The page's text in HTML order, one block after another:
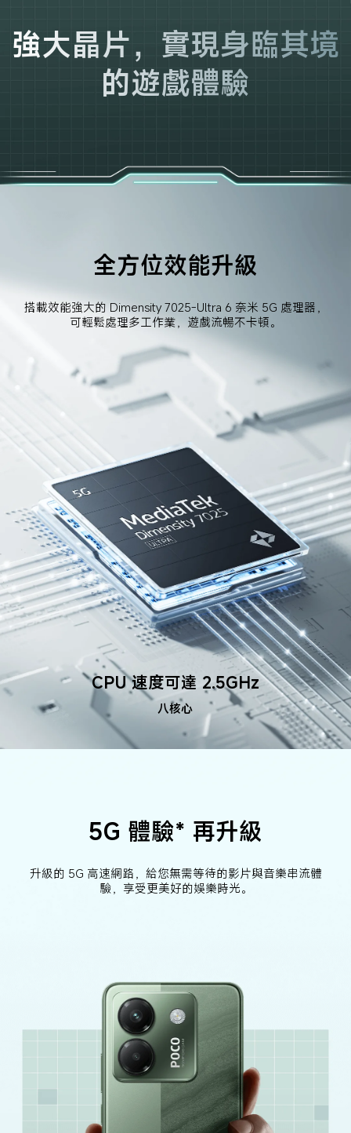
強大晶片，實現身臨其境
的遊戲體驗
全方位效能升級
搭載效能強大的 Dimensity 7025-Ultra 6 奈米 5G 處理器，
可輕鬆處理多工作業，遊戲流暢不卡頓。
CPU 速度可達 2.5GHz
八核心
5G 體驗* 再升級
升級的 5G 高速網路，給您無需等待的影片與音樂串流體
驗，享受更美好的娛樂時光。